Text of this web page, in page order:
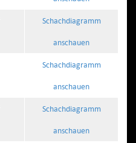
Schachdiagramm
anschauen
Schachdiagramm
anschauen
Schachdiagramm
anschauen